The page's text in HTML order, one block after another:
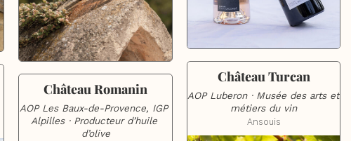
Château Romanin
AOP Les Baux-de-Provence, IGP
Alpilles · Producteur d’huile
d’olive
Château Turcan
AOP Luberon · Musée des arts et
métiers du vin
Ansouis